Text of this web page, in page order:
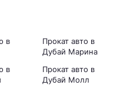
в
в
Прокат авто в
Дубай Марина
Прокат авто в
Дубай Молл